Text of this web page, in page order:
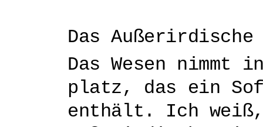
Das
Das Wesen nimmt
platz, das ein
enthält. Ich